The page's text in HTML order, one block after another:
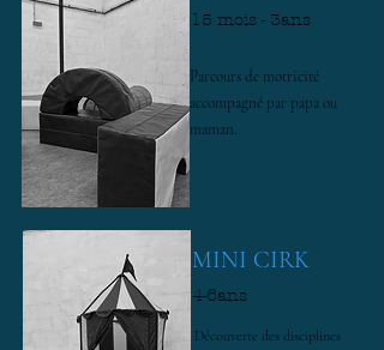
15 mois - 3ans
Parcours de motricité
accompagné par papa ou
maman.
MINI CIRK
4-6ans
Découverte des disciplines